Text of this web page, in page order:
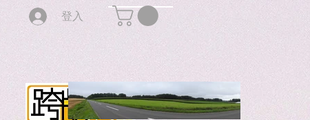
登入